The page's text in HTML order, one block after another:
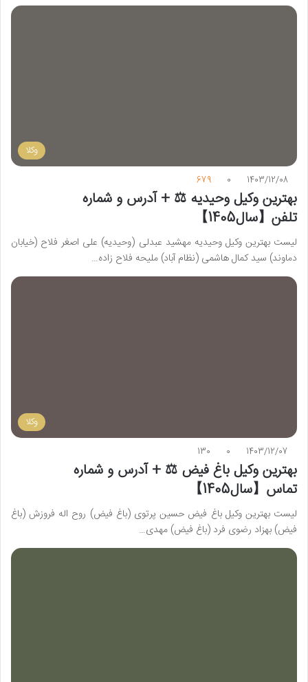
وکلا
1403/12/08
0
679
بهترین وکیل وحیدیه ⚖️ + آدرس و شماره
تلفن【سال1405】
لیست بهترین وکیل وحیدیه مهشید عبدلی (وحیدیه) علی اصغر فلاح (خیابان
دماوند) سید کمال هاشمی (نظام آباد) ملیحه فلاح زاده…
وکلا
1403/12/07
0
130
بهترین وکیل باغ فیض ⚖️ + آدرس و شماره
تماس【سال1405】
لیست بهترین وکیل باغ فیض حسین پرتوی (باغ فیض) روح اله فروزش (باغ
فیض) بهزاد رضوی فرد (باغ فیض) مهدی…